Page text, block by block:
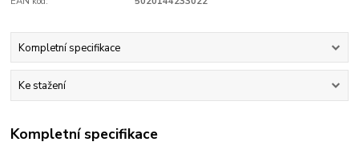
Kompletní specifikace
Ke stažení
Kompletní specifikace